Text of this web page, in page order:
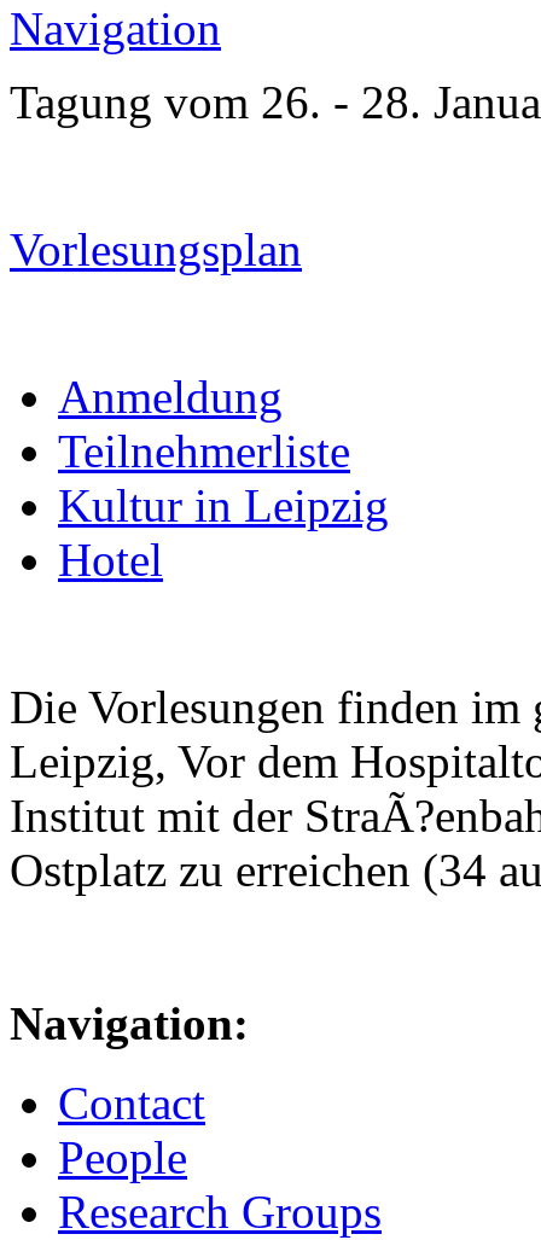
Navigation
Tagung vom 26. - 28.
Vorlesungsplan
Anmeldung
Teilnehmerliste
Kultur in Leipzig
Hotel
Die Vorlesungen finden im
Leipzig, Vor dem
Institut mit der
Ostplatz zu erreichen (34
Navigation:
Contact
People
Research Groups